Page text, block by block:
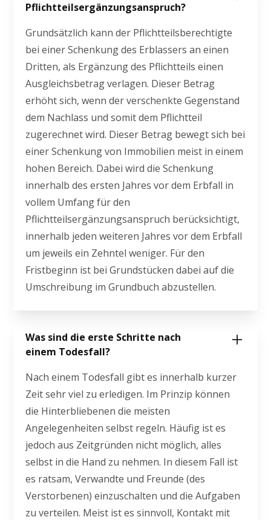
Pflichtteilsergänzungsanspruch?
Grundsätzlich kann der Pflichtteilsberechtigte
bei einer Schenkung des Erblassers an einen
Dritten, als Ergänzung des Pflichtteils einen
Ausgleichsbetrag verlagen. Dieser Betrag
erhöht sich, wenn der verschenkte Gegenstand
dem Nachlass und somit dem Pflichtteil
zugerechnet wird. Dieser Betrag bewegt sich bei
einer Schenkung von Immobilien meist in einem
hohen Bereich. Dabei wird die Schenkung
innerhalb des ersten Jahres vor dem Erbfall in
vollem Umfang für den
Pflichtteilsergänzungsanspruch berücksichtigt,
innerhalb jeden weiteren Jahres vor dem Erbfall
um jeweils ein Zehntel weniger. Für den
Fristbeginn ist bei Grundstücken dabei auf die
Umschreibung im Grundbuch abzustellen.
Was sind die erste Schritte nach
einem Todesfall?
Nach einem Todesfall gibt es innerhalb kurzer
Zeit sehr viel zu erledigen. Im Prinzip können
die Hinterbliebenen die meisten
Angelegenheiten selbst regeln. Häufig ist es
jedoch aus Zeitgründen nicht möglich, alles
selbst in die Hand zu nehmen. In diesem Fall ist
es ratsam, Verwandte und Freunde (des
Verstorbenen) einzuschalten und die Aufgaben
zu verteilen. Meist ist es sinnvoll, Kontakt mit